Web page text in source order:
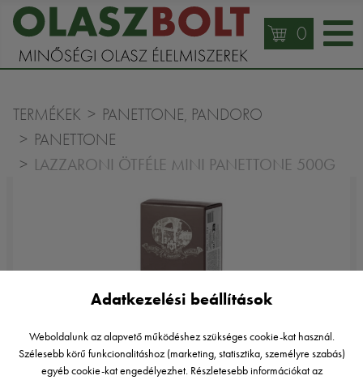
0
TERMÉKEK
PANETTONE, PANDORO
PANETTONE
LAZZARONI ÖTFÉLE MINI PANETTONE 500G
Adatkezelési beállítások
Weboldalunk az alapvető működéshez szükséges cookie-kat használ.
Szélesebb körű funkcionalitáshoz (marketing, statisztika, személyre szabás)
egyéb cookie-kat engedélyezhet. Részletesebb információkat az